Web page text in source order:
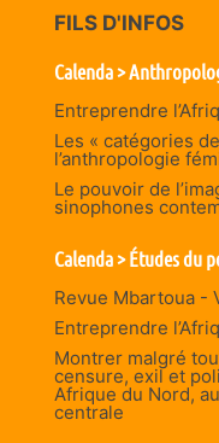
FILS D'INFOS
Calenda >
Entreprendre
Les « catégories
l’anthropologie
Le pouvoir de
sinophones
Calenda > Études du
Revue Mbartoua -
Entreprendre
Montrer malgré
censure, exil et
Afrique du Nord,
centrale